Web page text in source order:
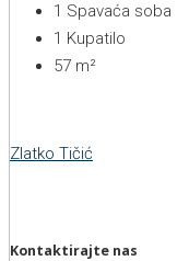
1 Spavaća soba
1 Kupatilo
57 m²
Zlatko Tičić
Kontaktirajte nas